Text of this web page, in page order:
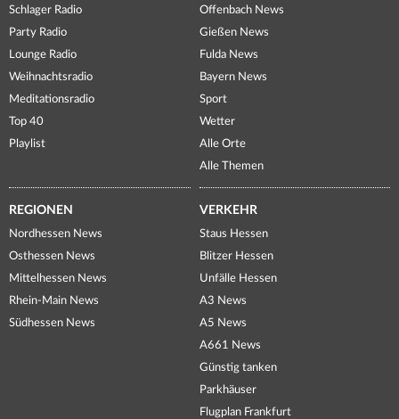
Schlager Radio
Party Radio
Lounge Radio
Weihnachtsradio
Meditationsradio
Top 40
Playlist
Offenbach News
Gießen News
Fulda News
Bayern News
Sport
Wetter
Alle Orte
Alle Themen
REGIONEN
Nordhessen News
Osthessen News
Mittelhessen News
Rhein-Main News
Südhessen News
VERKEHR
Staus Hessen
Blitzer Hessen
Unfälle Hessen
A3 News
A5 News
A661 News
Günstig tanken
Parkhäuser
Flugplan Frankfurt